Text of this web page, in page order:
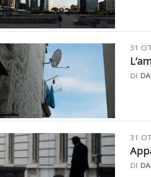
31
DI
31
DI